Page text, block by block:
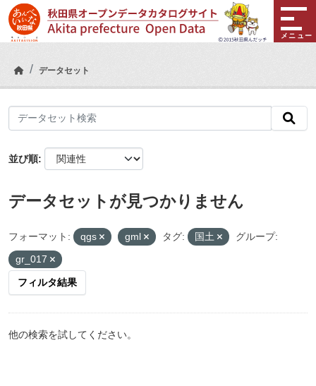
Skip to main content
メニュー
データセット
並び順
データセットが見つかりません
フォーマット: qgs gml タグ: 国土
グループ:
gr_017
フィルタ結果
他の検索を試してください。